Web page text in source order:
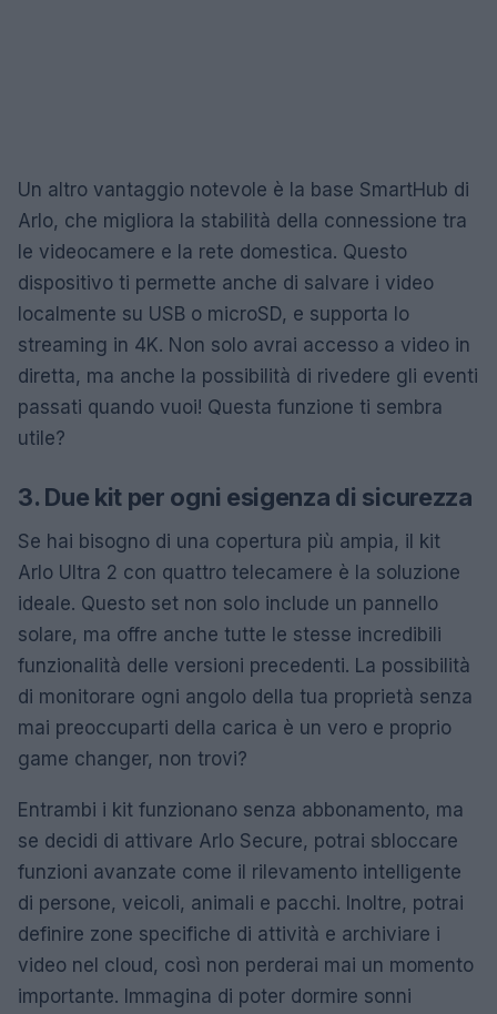
Un altro vantaggio notevole è la base SmartHub di
Arlo, che migliora la stabilità della connessione tra
le videocamere e la rete domestica. Questo
dispositivo ti permette anche di salvare i video
localmente su USB o microSD, e supporta lo
streaming in 4K. Non solo avrai accesso a video in
diretta, ma anche la possibilità di rivedere gli eventi
passati quando vuoi! Questa funzione ti sembra
utile?
3. Due kit per ogni esigenza di sicurezza
Se hai bisogno di una copertura più ampia, il kit
Arlo Ultra 2 con quattro telecamere è la soluzione
ideale. Questo set non solo include un pannello
solare, ma offre anche tutte le stesse incredibili
funzionalità delle versioni precedenti. La possibilità
di monitorare ogni angolo della tua proprietà senza
mai preoccuparti della carica è un vero e proprio
game changer, non trovi?
Entrambi i kit funzionano senza abbonamento, ma
se decidi di attivare Arlo Secure, potrai sbloccare
funzioni avanzate come il rilevamento intelligente
di persone, veicoli, animali e pacchi. Inoltre, potrai
definire zone specifiche di attività e archiviare i
video nel cloud, così non perderai mai un momento
importante. Immagina di poter dormire sonni